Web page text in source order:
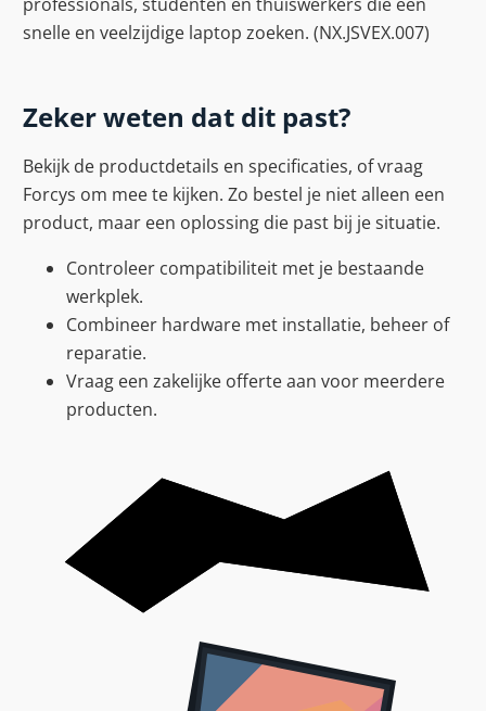
snelle en veelzijdige laptop zoeken. (NX.JSVEX.007)
Zeker weten dat dit past?
Bekijk de productdetails en specificaties, of vraag
Forcys om mee te kijken. Zo bestel je niet alleen een
product, maar een oplossing die past bij je situatie.
Controleer compatibiliteit met je bestaande
werkplek.
Combineer hardware met installatie, beheer of
reparatie.
Vraag een zakelijke offerte aan voor meerdere
producten.